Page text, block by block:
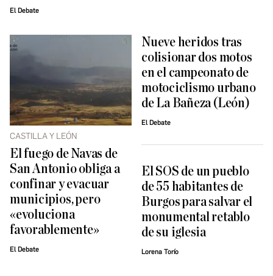
El Debate
CASTILLA Y LEÓN
El fuego de Navas de
San Antonio obliga a
confinar y evacuar
municipios, pero
«evoluciona
favorablemente»
El Debate
Nueve heridos tras
colisionar dos motos
en el campeonato de
motociclismo urbano
de La Bañeza (León)
El Debate
El SOS de un pueblo
de 55 habitantes de
Burgos para salvar el
monumental retablo
de su iglesia
Lorena Torío